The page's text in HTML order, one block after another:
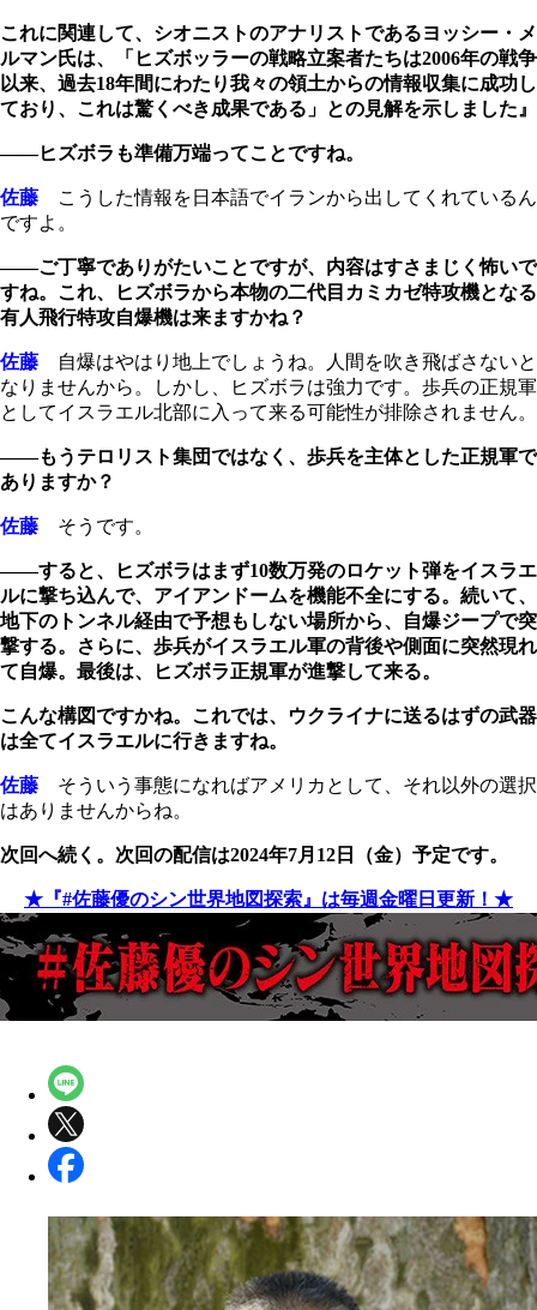
これに関連して、シオニストのアナリストであるヨッシー・メ
ルマン氏は、「ヒズボッラーの戦略立案者たちは2006年の戦争
以来、過去18年間にわたり我々の領土からの情報収集に成功し
ており、これは驚くべき成果である」との見解を示しました』
――ヒズボラも準備万端ってことですね。
佐藤 こうした情報を日本語でイランから出してくれているん
ですよ。
――ご丁寧でありがたいことですが、内容はすさまじく怖いで
すね。これ、ヒズボラから本物の二代目カミカゼ特攻機となる
有人飛行特攻自爆機は来ますかね？
佐藤 自爆はやはり地上でしょうね。人間を吹き飛ばさないと
なりませんから。しかし、ヒズボラは強力です。歩兵の正規軍
としてイスラエル北部に入って来る可能性が排除されません。
――もうテロリスト集団ではなく、歩兵を主体とした正規軍で
ありますか？
佐藤 そうです。
――すると、ヒズボラはまず10数万発のロケット弾をイスラエ
ルに撃ち込んで、アイアンドームを機能不全にする。続いて、
地下のトンネル経由で予想もしない場所から、自爆ジープで突
撃する。さらに、歩兵がイスラエル軍の背後や側面に突然現れ
て自爆。最後は、ヒズボラ正規軍が進撃して来る。
こんな構図ですかね。これでは、ウクライナに送るはずの武器
は全てイスラエルに行きますね。
佐藤 そういう事態になればアメリカとして、それ以外の選択
はありませんからね。
次回へ続く。次回の配信は2024年7月12日（金）予定です。
★『#佐藤優のシン世界地図探索』は毎週金曜日更新！★